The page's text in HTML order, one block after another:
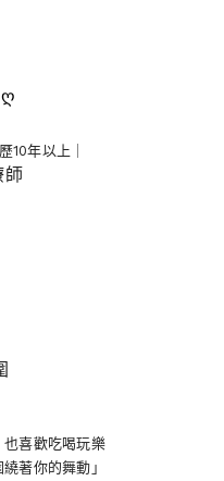
10年以上｜
師
也喜歡吃喝玩樂
繞著你的舞動」